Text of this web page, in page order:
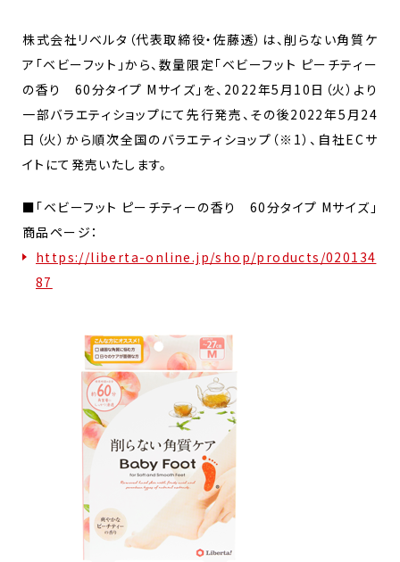
株式会社リベルタ（代表取締役・佐藤透）は、削らない角質ケ
ア「ベビーフット」から、数量限定「ベビーフット ピーチティー
の香り 60分タイプ Mサイズ」を、2022年5月10日（火）より
一部バラエティショップにて先行発売、その後2022年5月24
日（火）から順次全国のバラエティショップ（※1）、自社ECサ
イトにて発売いたします。
■「ベビーフット ピーチティーの香り 60分タイプ Mサイズ」
商品ページ：
https://liberta-online.jp/shop/products/020134
87